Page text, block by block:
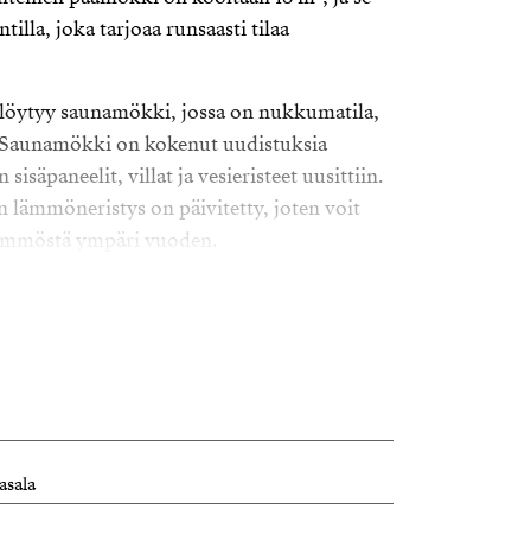
joka tarjoaa runsaasti tilaa
saunamökki, jossa on nukkumatila,
on kokenut uudistuksia
sisäpaneelit, villat ja vesieristeet uusittiin.
lämmöneristys on päivitetty, joten voit
ympäri vuoden.
tunnetaan kauniista luonnostaan ja
puitteet ulkoiluun ja retkeilyyn.
rauhan tyyssija luonnon keskeltä –
perheelle viettää vapaa-aikaa ja